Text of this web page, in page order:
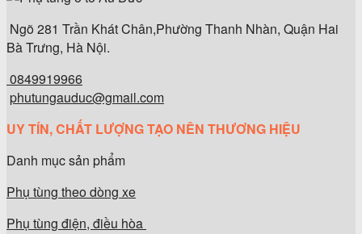
Ngõ 281 Trần Khát Chân,Phường Thanh Nhàn, Quận Hai
Bà Trưng, Hà Nội.
0849919966
phutungauduc@gmail.com
UY TÍN, CHẤT LƯỢNG TẠO NÊN THƯƠNG HIỆU
Danh mục sản phẩm
Phụ tùng theo dòng xe
Phụ tùng điện, điều hòa